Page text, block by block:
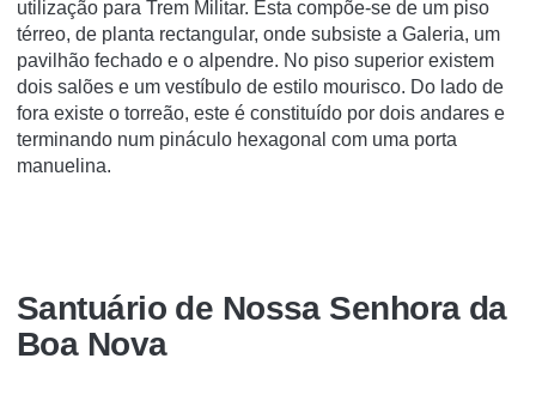
utilização para Trem Militar. Esta compõe-se de um piso
térreo, de planta rectangular, onde subsiste a Galeria, um
pavilhão fechado e o alpendre. No piso superior existem
dois salões e um vestí­bulo de estilo mourisco. Do lado de
fora existe o torreão, este é constituí­do por dois andares e
terminando num pináculo hexagonal com uma porta
manuelina.
Santuário de Nossa Senhora da
Boa Nova